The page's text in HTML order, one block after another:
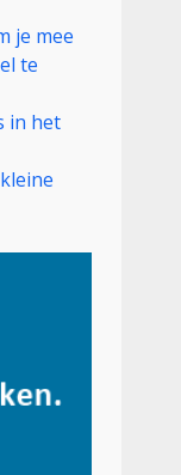
je mee
te
in het